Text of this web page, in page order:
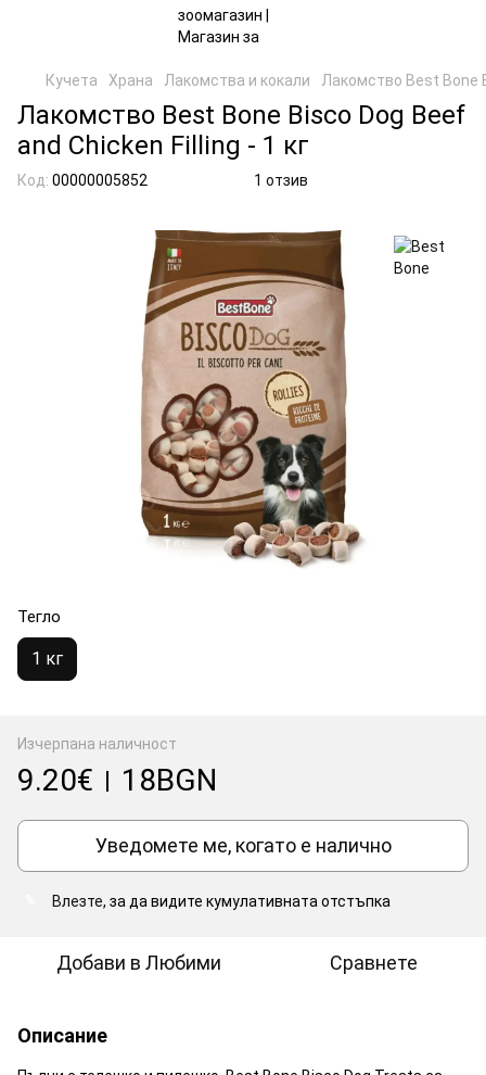
Кучета Храна Лакомства и кокали Лакомство Best Bone
Лакомство Best Bone Bisco Dog Beef
and Chicken Filling - 1 кг
Код: 00000005852 1 отзив
Тегло
1 кг
Изчерпана наличност
9.20€ | 18BGN
Уведомете ме, когато е налично
Влезте, за да видите кумулативната отстъпка
Добави в Любими Сравнете
Описание